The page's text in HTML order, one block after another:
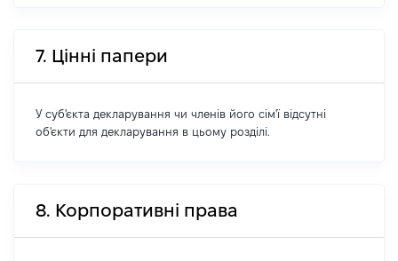
7. Цінні папери
У суб'єкта декларування чи членів його сім'ї відсутні
об'єкти для декларування в цьому розділі.
8. Корпоративні права